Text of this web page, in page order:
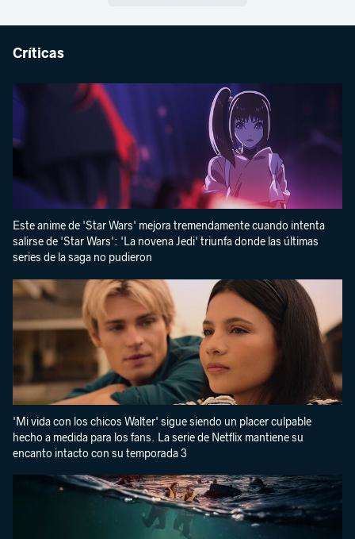
Críticas
Este anime de 'Star Wars' mejora tremendamente cuando intenta
salirse de 'Star Wars': 'La novena Jedi' triunfa donde las últimas
series de la saga no pudieron
'Mi vida con los chicos Walter' sigue siendo un placer culpable
hecho a medida para los fans. La serie de Netflix mantiene su
encanto intacto con su temporada 3